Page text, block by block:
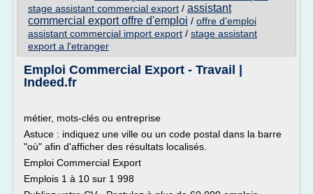
stage assistant commercial export / assistant
commercial export offre d'emploi / offre d'emploi
assistant commercial import export / stage assistant
export a l'etranger
Emploi Commercial Export - Travail |
Indeed.fr
métier, mots-clés ou entreprise
Astuce : indiquez une ville ou un code postal dans la barre
"où" afin d'afficher des résultats localisés.
Emploi Commercial Export
Emplois 1 à 10 sur 1 998